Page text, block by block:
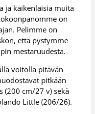
ja kaikenlaisia muita
on
Pelimme on
että pystymme
mestaruudesta.
voitolla pitävän
pitkään
(200 cm/27 v) sekä
Little (206/26).